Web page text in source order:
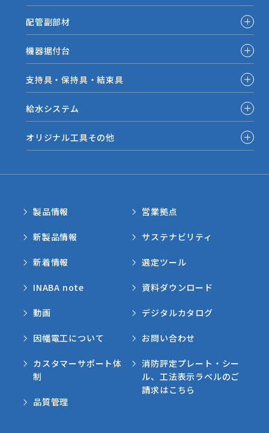
配管副部材
機器据付台
支持具・保持具・結束具
給水システム
オリジナル工具その他
製品情報
新製品情報
新着情報
INABA note
動画
因幡電工について
カスタマーサポート体
制
品質管理
営業拠点
サステナビリティ
選定ツール
資料ダウンロード
デジタルカタログ
お問い合わせ
消防評定プレート・シー
ル、工法表示ラベルのご
請求はこちら